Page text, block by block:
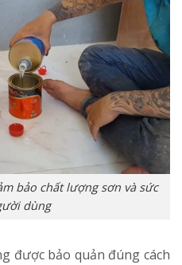
bảo chất lượng sơn và sức
dùng
được bảo quản đúng cách